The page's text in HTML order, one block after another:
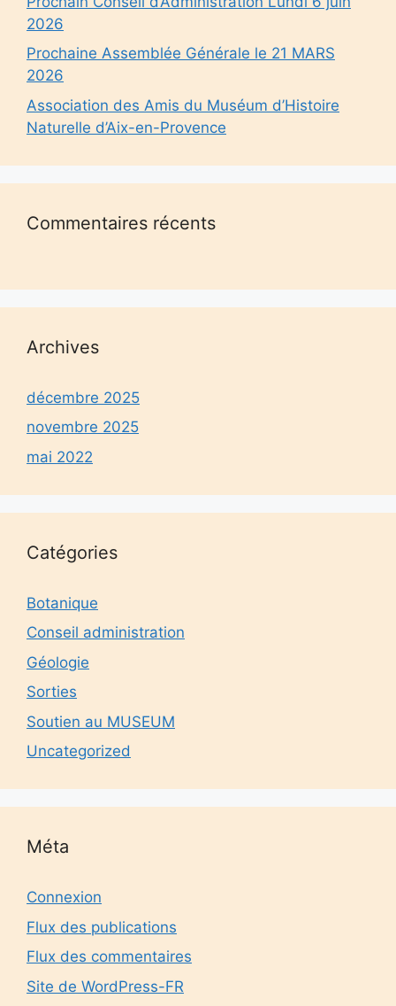
2026
Prochaine Assemblée Générale le 21 MARS
2026
Association des Amis du Muséum d’Histoire
Naturelle d’Aix-en-Provence
Commentaires récents
Archives
décembre 2025
novembre 2025
mai 2022
Catégories
Botanique
Conseil administration
Géologie
Sorties
Soutien au MUSEUM
Uncategorized
Méta
Connexion
Flux des publications
Flux des commentaires
Site de WordPress-FR